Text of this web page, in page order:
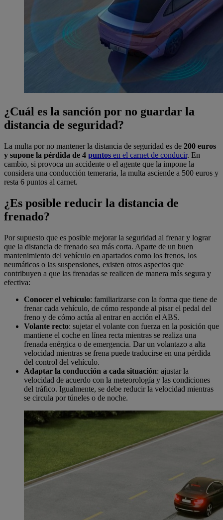
¿Cuál es la sanción por no guardar la
distancia de seguridad?
La multa por no mantener la distancia de seguridad es de 200 euros
y supone la pérdida de 4 puntos en el carnet de conducir. En
cambio, si provoca un accidente o el agente que la impone la
considera una conducción temeraria, la multa asciende a 500 euros y
resta 6 puntos al carnet.
¿Es posible reducir la distancia de
frenado?
Por supuesto que es posible mejorar la seguridad al frenar y lograr
que la distancia de frenado sea más corta. Aparte de un buen
mantenimiento del vehículo en apartados como los frenos, los
neumáticos o las suspensiones, existen otros aspectos que
contribuyen a que las frenadas se realicen de manera más segura y
efectiva:
Conocer el vehículo: familiarizarse con la forma que tiene de
frenar cada vehículo, de cómo responde al pisar el pedal del
freno y de cómo actúa al entrar en acción el ABS.
Volante recto: sujetar el volante con fuerza en la posición que
mantiene el coche en línea recta mientras se realiza una
frenada enérgica o de emergencia. Dar un volantazo a alta
velocidad mientras se frena puede traducirse en una pérdida
del control del vehículo.
Adaptar la conducción a cada situación: ajustar la
velocidad de acuerdo con la meteorología y las condiciones
del tráfico. Igualmente, se debe reducir la velocidad mientras
se circula por túneles o de noche.